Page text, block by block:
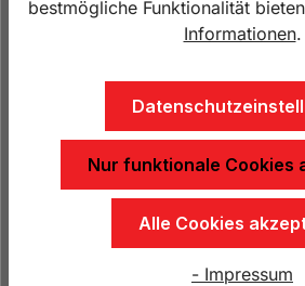
Anhängern zulässig?
Wie läuft die Bestellung bei HP
Wo bekomme ich „Blaue Taferln“
Überstellung?
bestmögliche Funktionalität
Informationen.
Nur funktionale Cookies
Alle Cookies
- Impressum